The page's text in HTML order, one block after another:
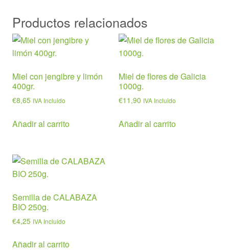
Productos relacionados
Miel con jengibre y limón
400gr.
€8,65 IVA Incluido
Añadir al carrito
Miel de flores de Galicia
1000g.
€11,90 IVA Incluido
Añadir al carrito
Semilla de CALABAZA
BIO 250g.
€4,25 IVA Incluido
Añadir al carrito